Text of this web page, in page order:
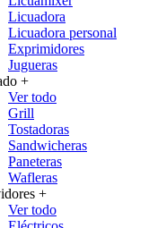
Licuadora
Licuadora personal
Exprimidores
Jugueras
+
Ver todo
Grill
Tostadoras
Sandwicheras
Paneteras
Wafleras
+
Ver todo